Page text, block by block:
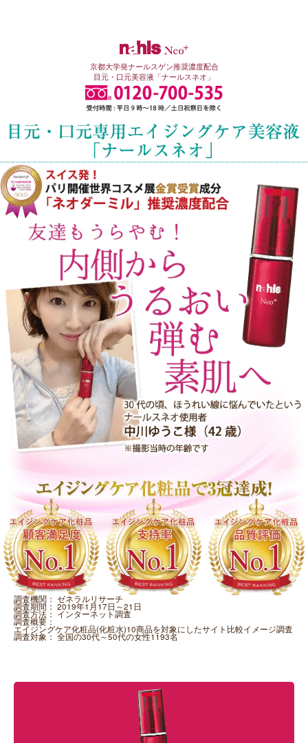
京都大学発ナールスゲン推奨濃度配合
目元・口元美容液「ナールスネオ」
調査機関： ゼネラルリサーチ
調査期間： 2019年1月17日～21日
調査方法： インターネット調査
調査概要：
エイジングケア化粧品(化粧水)10商品を対象にしたサイト比較イメージ調査
調査対象： 全国の30代～50代の女性1193名